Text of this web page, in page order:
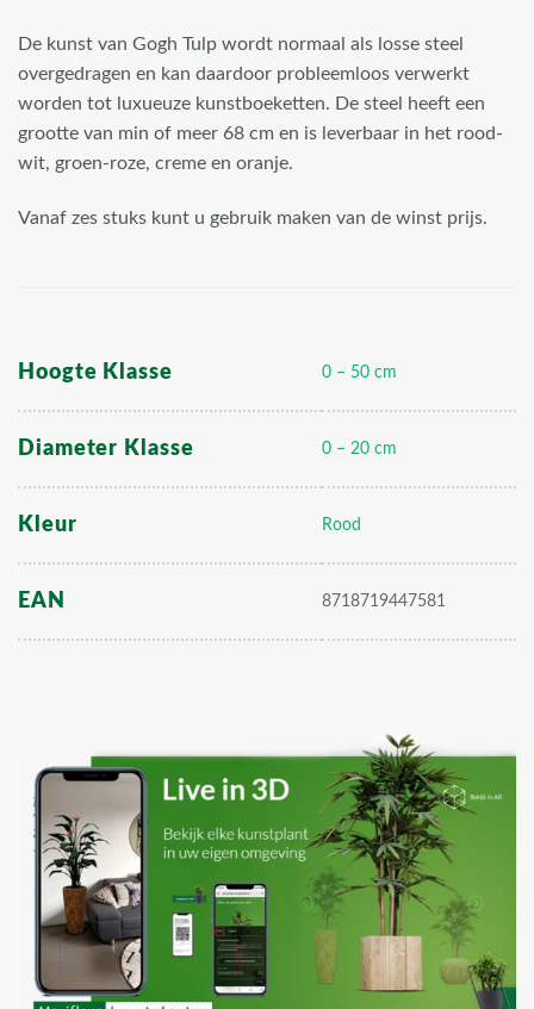
De kunst van Gogh Tulp wordt normaal als losse steel
overgedragen en kan daardoor probleemloos verwerkt
worden tot luxueuze kunstboeketten. De steel heeft een
grootte van min of meer 68 cm en is leverbaar in het rood-
wit, groen-roze, creme en oranje.
Vanaf zes stuks kunt u gebruik maken van de winst prijs.
Hoogte Klasse 0 – 50 cm
Diameter Klasse 0 – 20 cm
Kleur Rood
EAN 8718719447581